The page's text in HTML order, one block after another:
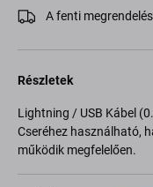
A fenti
Részletek
Lightning / USB Kábel
Cseréhez használható,
működik megfelelően.